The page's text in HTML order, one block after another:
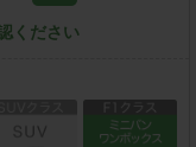
ください